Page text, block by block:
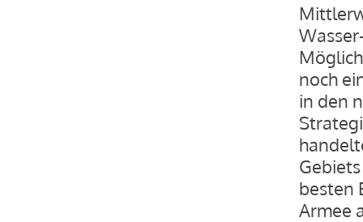
noch
in den
besten
Armee